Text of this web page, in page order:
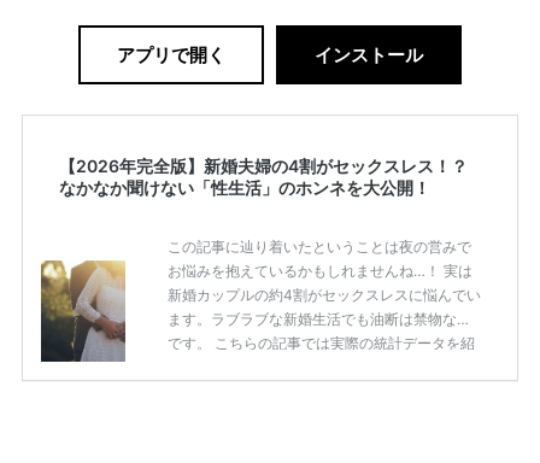
アプリで開く インストール
【2026年完全版】新婚夫婦の4割がセックスレス！？
なかなか聞けない「性生活」のホンネを大公開！
この記事に辿り着いたということは夜の営みで
お悩みを抱えているかもしれませんね…！ 実は
新婚カップルの約4割がセックスレスに悩んでい
ます。ラブラブな新婚生活でも油断は禁物なの
です。 こちらの記事では実際の統計データを紹